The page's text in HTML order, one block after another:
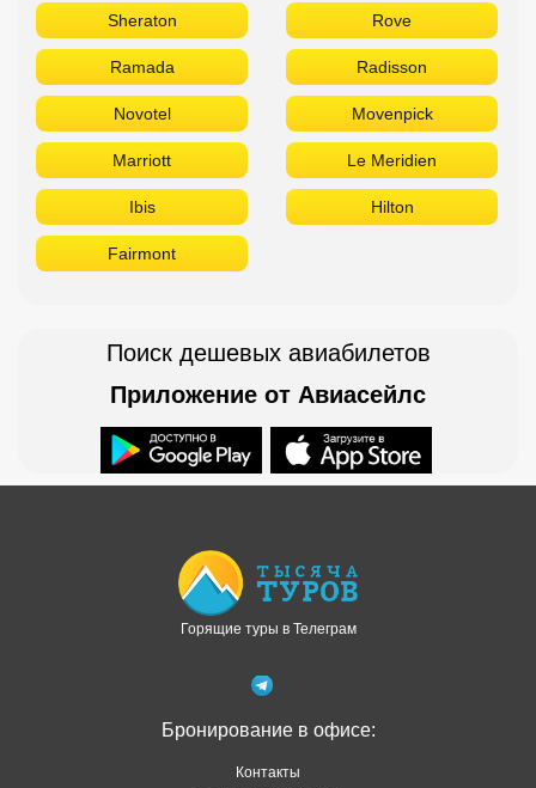
Sheraton Rove
Ramada Radisson
Novotel Movenpick
Marriott Le Meridien
Ibis Hilton
Fairmont
Поиск дешевых авиабилетов
Приложение от Авиасейлс
Горящие туры в Телеграм
Бронирование в офисе:
Контакты